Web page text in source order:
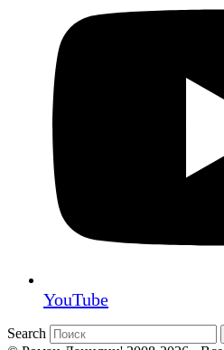
YouTube
Search